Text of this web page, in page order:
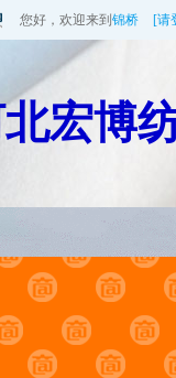
您好，欢迎来到 锦桥 [请
宏博